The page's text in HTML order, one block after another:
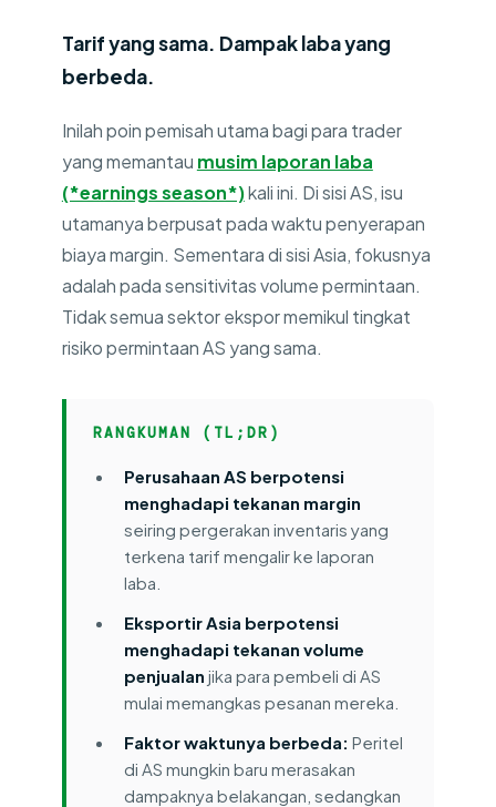
Tarif yang sama. Dampak laba yang
berbeda.
Inilah poin pemisah utama bagi para trader
yang memantau musim laporan laba
(*earnings season*)kali ini. Di sisi AS, isu
utamanya berpusat pada waktu penyerapan
biaya margin. Sementara di sisi Asia, fokusnya
adalah pada sensitivitas volume permintaan.
Tidak semua sektor ekspor memikul tingkat
risiko permintaan AS yang sama.
RANGKUMAN (TL;DR)
Perusahaan AS berpotensi
menghadapi tekanan margin
seiring pergerakan inventaris yang
terkena tarif mengalir ke laporan
laba.
Eksportir Asia berpotensi
menghadapi tekanan volume
penjualan jika para pembeli di AS
mulai memangkas pesanan mereka.
Faktor waktunya berbeda: Peritel
di AS mungkin baru merasakan
dampaknya belakangan, sedangkan